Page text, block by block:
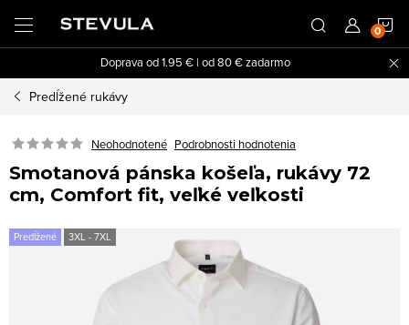
obsah
Doprava od 1.95 € | od 80 € zadarmo
Predĺžené rukávy
Neohodnotené Podrobnosti hodnotenia
Smotanová pánska košeľa, rukávy 72
cm, Comfort fit, veľké veľkosti
Predĺžené 3XL - 7XL